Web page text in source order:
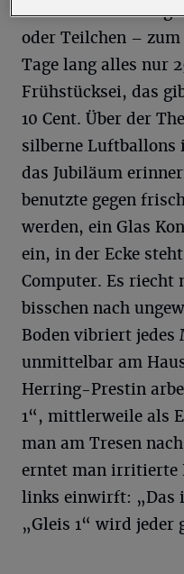
der Suchthilfe
oder Teilchen –
Tage lang alles nur
Frühstücksei, das
10 Cent. Über der
silberne Luftballons
das Jubiläum
benutzte gegen
werden, ein Glas
ein, in der Ecke
Computer. Es riecht
bisschen nach
Boden vibriert jedes
unmittelbar am
Herring-Prestin
1“, mittlerweile als
man am Tresen
erntet man irritierte
links einwirft: „Das
„Gleis 1“ wird jeder